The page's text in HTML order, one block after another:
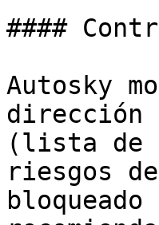
####
Autosky
dirección
(lista de
riesgos